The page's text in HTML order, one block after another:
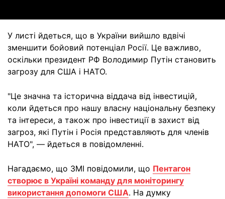
У листі йдеться, що в України вийшло вдвічі
зменшити бойовий потенціал Росії. Це важливо,
оскільки президент РФ Володимир Путін становить
загрозу для США і НАТО.
"Це значна та історична віддача від інвестицій,
коли йдеться про нашу власну національну безпеку
та інтереси, а також про інвестиції в захист від
загроз, які Путін і Росія представляють для членів
НАТО", — йдеться в повідомленні.
Нагадаємо, що ЗМІ повідомили, що Пентагон
створює в Україні команду для моніторингу
використання допомоги США. На думку